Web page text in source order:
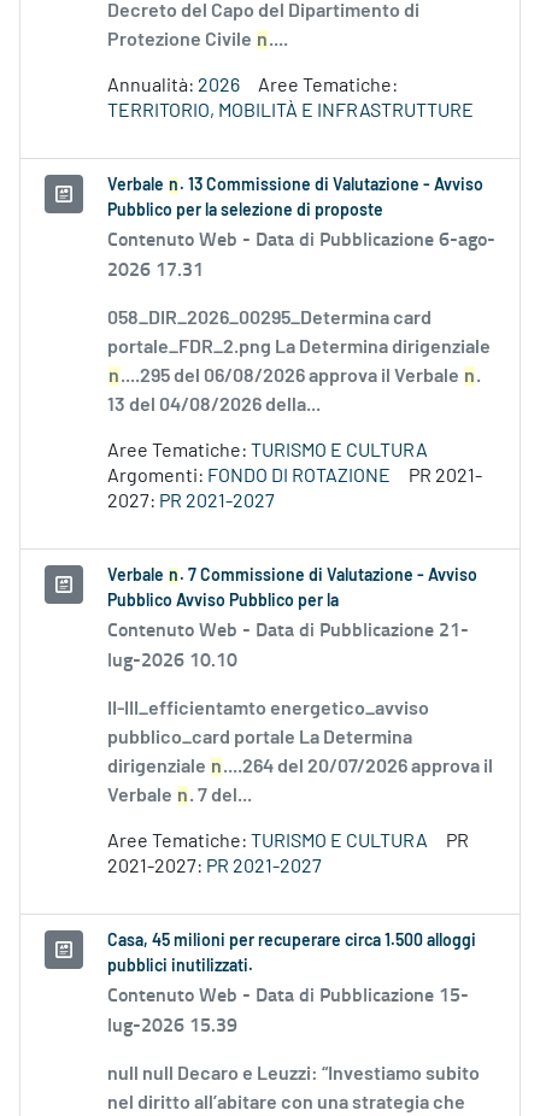
Decreto del Capo del Dipartimento di
Protezione Civile n....
Annualità: 2026
Aree Tematiche:
TERRITORIO, MOBILITÀ E INFRASTRUTTURE
Verbale n . 13 Commissione di Valutazione - Avviso
Pubblico per la selezione di proposte
Contenuto Web - Data di Pubblicazione 6-ago-
2026 17.31
058_DIR_2026_00295_Determina card
portale_FDR_2.png La Determina dirigenziale
n....295 del 06/08/2026 approva il Verbale n.
13 del 04/08/2026 della...
Aree Tematiche: TURISMO E CULTURA
Argomenti: FONDO DI ROTAZIONE
PR 2021-
2027: PR 2021-2027
Verbale n . 7 Commissione di Valutazione - Avviso
Pubblico Avviso Pubblico per la
Contenuto Web - Data di Pubblicazione 21-
lug-2026 10.10
II-III_efficientamto energetico_avviso
pubblico_card portale La Determina
dirigenziale n....264 del 20/07/2026 approva il
Verbale n. 7 del...
Aree Tematiche: TURISMO E CULTURA
PR
2021-2027: PR 2021-2027
Casa, 45 milioni per recuperare circa 1.500 alloggi
pubblici inutilizzati.
Contenuto Web - Data di Pubblicazione 15-
lug-2026 15.39
null null Decaro e Leuzzi: “Investiamo subito
nel diritto all’abitare con una strategia che